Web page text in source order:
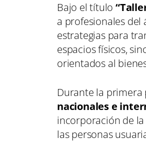
Bajo el título
a profesionales
estrategias para
espacios físicos,
orientados al
Durante la primera
nacionales e
incorporación de
las personas